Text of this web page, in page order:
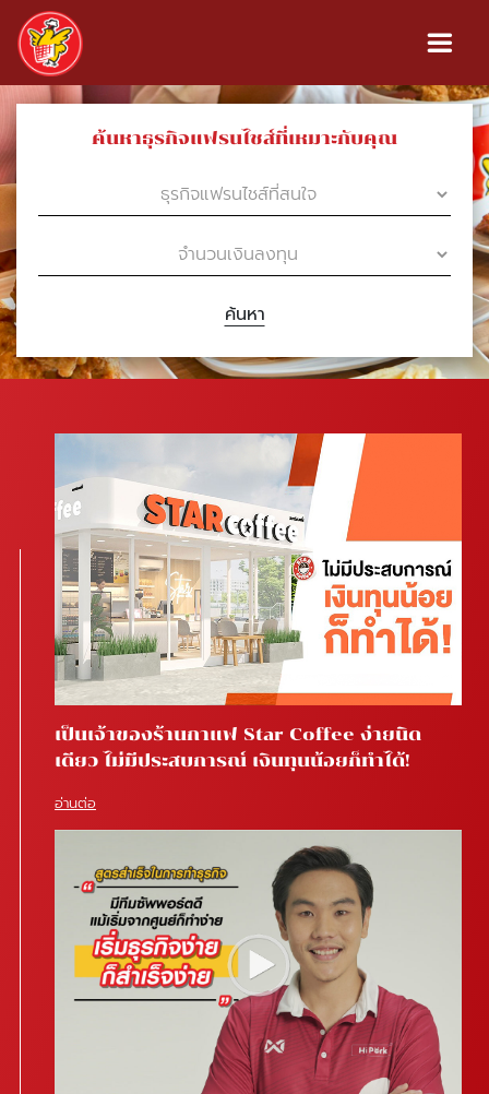
ค้นหาธุรกิจแฟรนไชส์ที่เหมาะกับคุณ
ค้นหา
เป็นเจ้าของร้านกาแฟ Star Coffee ง่ายนิด
เดียว ไม่มีประสบการณ์ เงินทุนน้อยก็ทำได้!
อ่านต่อ